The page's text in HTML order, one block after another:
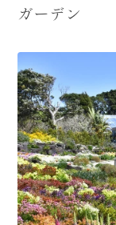
ガーデン